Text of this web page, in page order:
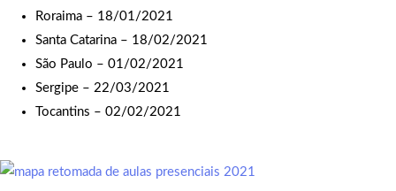
Roraima – 18/01/2021
Santa Catarina – 18/02/2021
São Paulo – 01/02/2021
Sergipe – 22/03/2021
Tocantins – 02/02/2021